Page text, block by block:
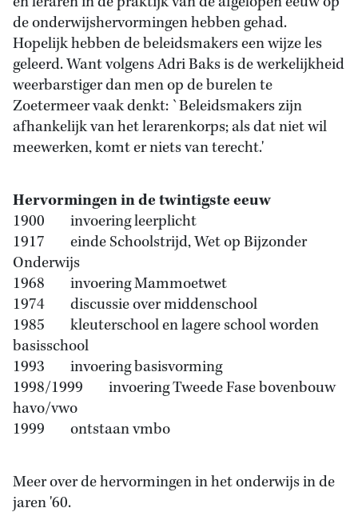
de onderwijshervormingen hebben gehad.
Hopelijk hebben de beleidsmakers een wijze les
geleerd. Want volgens Adri Baks is de werkelijkheid
weerbarstiger dan men op de burelen te
Zoetermeer vaak denkt: `Beleidsmakers zijn
afhankelijk van het lerarenkorps; als dat niet wil
meewerken, komt er niets van terecht.'
Hervormingen in de twintigste eeuw
1900 invoering leerplicht
1917 einde Schoolstrijd, Wet op Bijzonder
Onderwijs
1968 invoering Mammoetwet
1974 discussie over middenschool
1985 kleuterschool en lagere school worden
basisschool
1993 invoering basisvorming
1998/1999 invoering Tweede Fase bovenbouw
havo/vwo
1999 ontstaan vmbo
Meer over de hervormingen in het onderwijs in de
jaren '60.